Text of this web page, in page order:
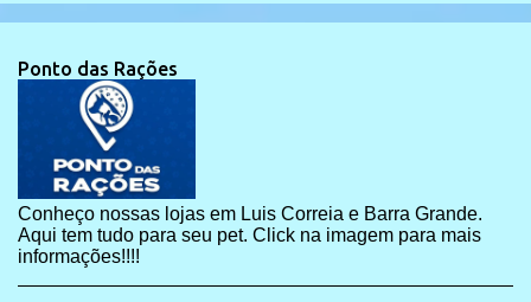
Ponto das Rações
Conheço nossas lojas em Luis Correia e Barra Grande.
Aqui tem tudo para seu pet. Click na imagem para mais
informações!!!!